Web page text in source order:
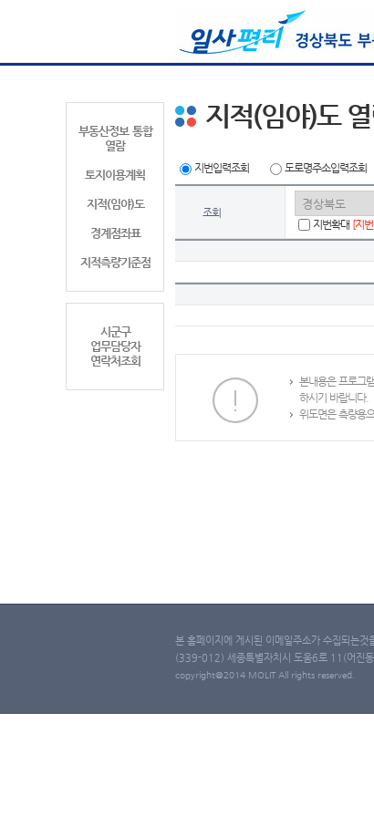
부동산정보 통합
열람
토지이용계획
지적(임야)도
경계점좌표
지적측량기준점
시군구
업무담당자
연락처조회
지적(임야)도
지번입력조회 도로명주소입력조회
조회
지번확대 [지
본내용은 프로그
하시기 바랍니다.
위도면은 측량용
본 홈페이지에 게시된 이메일주소가 수집되는
(339-012) 세종특별자치시 도움6로 11(어진
copyright@2014 MOLIT All rights reserved.